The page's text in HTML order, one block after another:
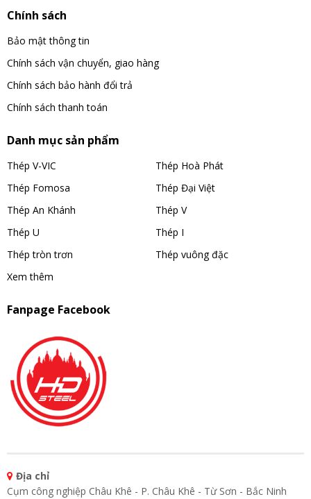
Chính sách
Bảo mật thông tin
Chính sách vận chuyển, giao hàng
Chính sách bảo hành đổi trả
Chính sách thanh toán
Danh mục sản phẩm
Thép V-VIC
Thép Hoà Phát
Thép Fomosa
Thép Đại Việt
Thép An Khánh
Thép V
Thép U
Thép I
Thép tròn trơn
Thép vuông đặc
Xem thêm
Fanpage Facebook
Địa chỉ
Cụm công nghiệp Châu Khê - P. Châu Khê - Từ Sơn - Bắc Ninh